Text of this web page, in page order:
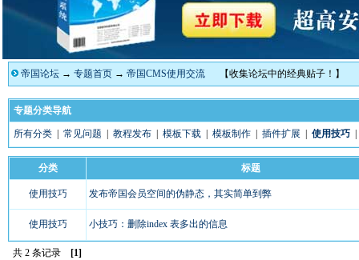
帝国论坛 → 专题首页 → 帝国CMS使用交流 【收集论坛中的经典贴子！】
专题分类导航
所有分类 常见问题 教程发布 模板下载 模板制作 插件扩展 使用技巧
分类 标题
使用技巧 发布帝国会员空间的伪静态，其实简单到弊
使用技巧 小技巧：删除index 表多出的信息
共 2 条记录 [1]